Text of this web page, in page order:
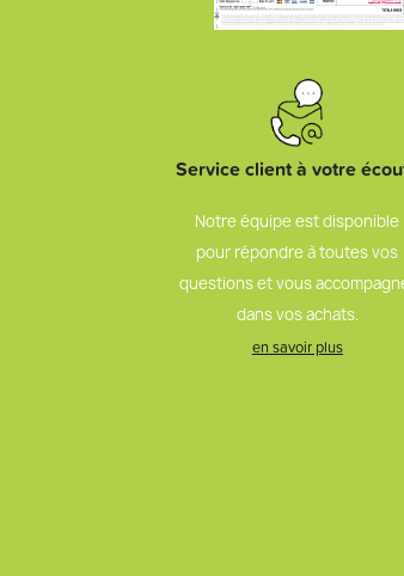
Service client à votre
Notre équipe est disponible
pour répondre à toutes vos
questions et vous
dans vos achats.
en savoir plus